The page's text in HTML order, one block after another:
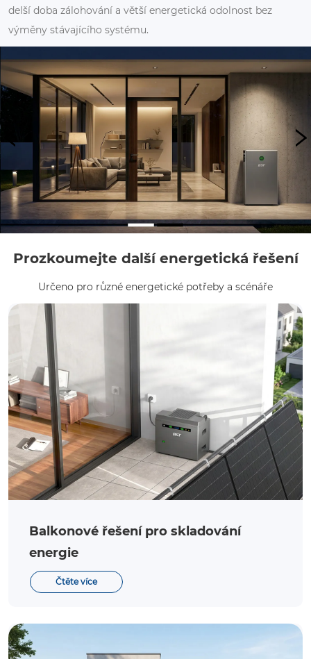
delší doba zálohování a větší energetická odolnost bez
výměny stávajícího systému.
Prozkoumejte další energetická řešení
Určeno pro různé energetické potřeby a scénáře
Balkonové řešení pro skladování
energie
Čtěte více